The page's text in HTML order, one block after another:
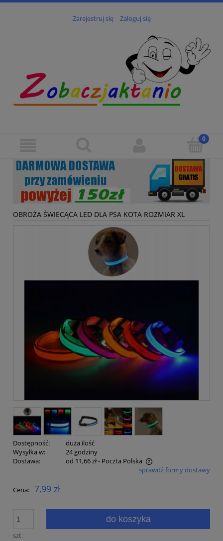
Zarejestruj się Zaloguj się
OBROŻA ŚWIECĄCA LED DLA PSA KOTA ROZMIAR XL
Dostępność:
duża ilość
Wysyłka w:
24 godziny
Dostawa:
od 11,66 zł- Poczta Polska
Cena nie zawiera ewentualnych kosztów płatnościsprawdź formy dostawy
Cena: 7,99 zł
szt.
do koszyka